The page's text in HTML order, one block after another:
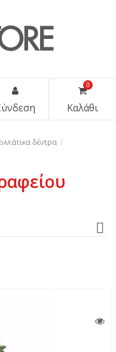
0
Καλάθι
δέντρα